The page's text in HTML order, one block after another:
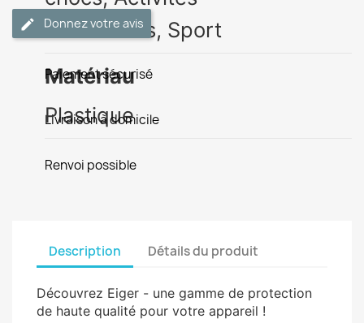
extérieures, Sport
Matériau
Plastique
Donnez votre avis
Paiement sécurisé
Livraison à domicile
Renvoi possible
Description Détails du produit
Découvrez Eiger - une gamme de protection
de haute qualité pour votre appareil !